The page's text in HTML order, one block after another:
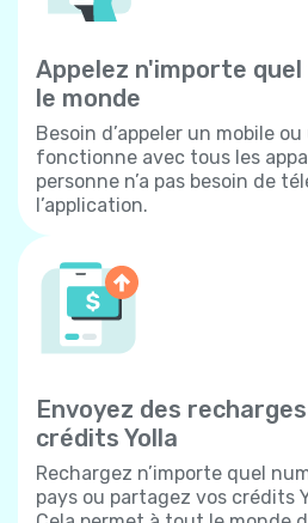
Appelez n'importe
le monde
Besoin d’appeler un mobile
fonctionne avec tous les
personne n’a pas besoin de
l’application.
Envoyez des
crédits Yolla
Rechargez n’importe quel
pays ou partagez vos crédits